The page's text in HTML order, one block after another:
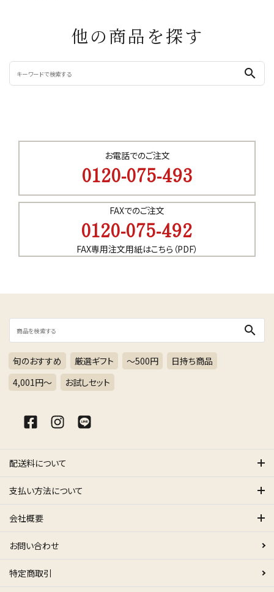
他の商品を探す
search
お電話でのご注文
0120-075-493
FAXでのご注文
0120-075-492
FAX専用注文用紙はこちら（PDF）
search
旬のおすすめ 厳選ギフト ～500円
日持ち商品
4,001円〜
お試しセット
配送料について
支払い方法について
会社概要
お問い合わせ
特定商取引